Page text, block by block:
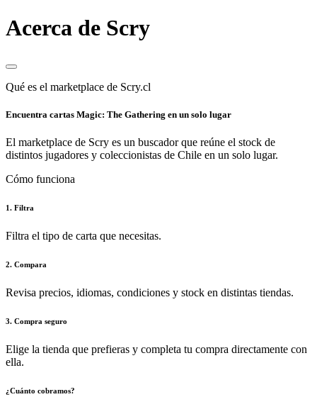
Acerca de Scry
Qué es el marketplace de Scry.cl
Encuentra cartas Magic: The Gathering en un solo lugar
El marketplace de Scry es un buscador que reúne el stock de
distintos jugadores y coleccionistas de Chile en un solo lugar.
Cómo funciona
1. Filtra
Filtra el tipo de carta que necesitas.
2. Compara
Revisa precios, idiomas, condiciones y stock en distintas tiendas.
3. Compra seguro
Elige la tienda que prefieras y completa tu compra directamente con
ella.
¿Cuánto cobramos?